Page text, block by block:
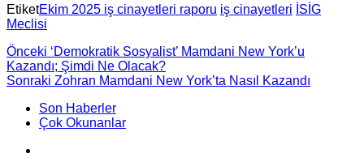
EtiketEkim 2025 iş cinayetleri raporu iş cinayetleri İSİG
Meclisi
Önceki ‘Demokratik Sosyalist’ Mamdani New York’u
Kazandı; Şimdi Ne Olacak?
Sonraki Zohran Mamdani New York’ta Nasıl Kazandı
Son Haberler
Çok Okunanlar